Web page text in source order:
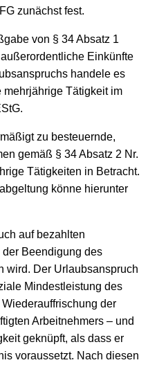
zunächst fest.
von § 34 Absatz 1
Einkünfte
handele es
mehrjährige Tätigkeit im
zu besteuernde,
gemäß § 34 Absatz 2 Nr.
Tätigkeiten in Betracht.
könne hierunter
auf bezahlten
Beendigung des
wird. Der Urlaubsanspruch
Mindestleistung des
der
Arbeitnehmers – und
geknüpft, als dass er
voraussetzt. Nach diesen